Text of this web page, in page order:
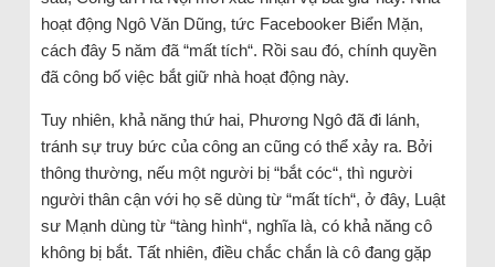
hoạt động Ngô Văn Dũng, tức Facebooker Biển Mặn,
cách đây 5 năm đã “mất tích“. Rồi sau đó, chính quyền
đã công bố việc bắt giữ nhà hoạt động này.
Tuy nhiên, khả năng thứ hai, Phương Ngô đã đi lánh,
tránh sự truy bức của công an cũng có thể xảy ra. Bởi
thông thường, nếu một người bị “bắt cóc“, thì người
người thân cận với họ sẽ dùng từ “mất tích“, ở đây, Luật
sư Mạnh dùng từ “tàng hình“, nghĩa là, có khả năng cô
không bị bắt. Tất nhiên, điều chắc chắn là cô đang gặp